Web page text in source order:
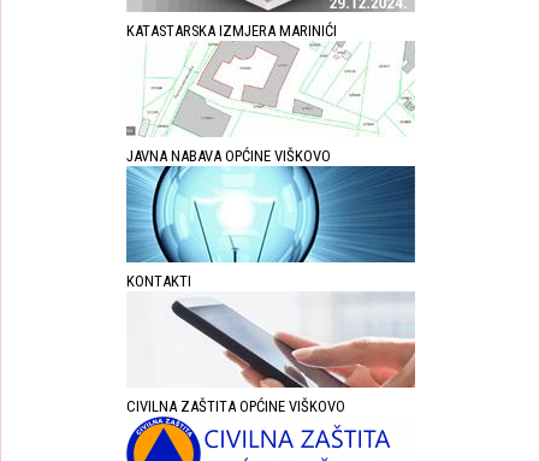
KATASTARSKA IZMJERA MARINIĆI
JAVNA NABAVA OPĆINE VIŠKOVO
KONTAKTI
CIVILNA ZAŠTITA OPĆINE VIŠKOVO